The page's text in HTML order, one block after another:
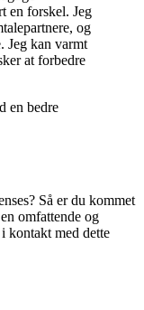
en forskel. Jeg
og
Jeg kan varmt
at forbedre
en bedre
Så er du kommet
omfattende og
kontakt med dette